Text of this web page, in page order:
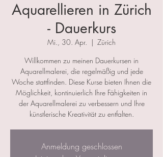
Aquarellieren in Zürich
- Dauerkurs
Mi., 30. Apr.
  |
Zürich
Willkommen zu meinen Dauerkursen in
Aquarellmalerei, die regelmäßig und jede
Woche stattfinden. Diese Kurse bieten Ihnen die
Möglichkeit, kontinuierlich Ihre Fähigkeiten in
der Aquarellmalerei zu verbessern und Ihre
künstlerische Kreativität zu entfalten.
Anmeldung geschlossen